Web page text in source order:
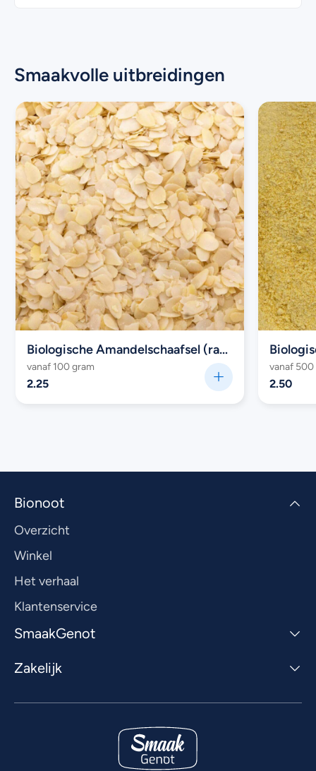
Smaakvolle uitbreidingen
Biologische Amandelschaafsel (raw)
vanaf 100 gram
2.25
vanaf 500
2.50
Bionoot
Overzicht
Winkel
Het verhaal
Klantenservice
SmaakGenot
Zakelijk